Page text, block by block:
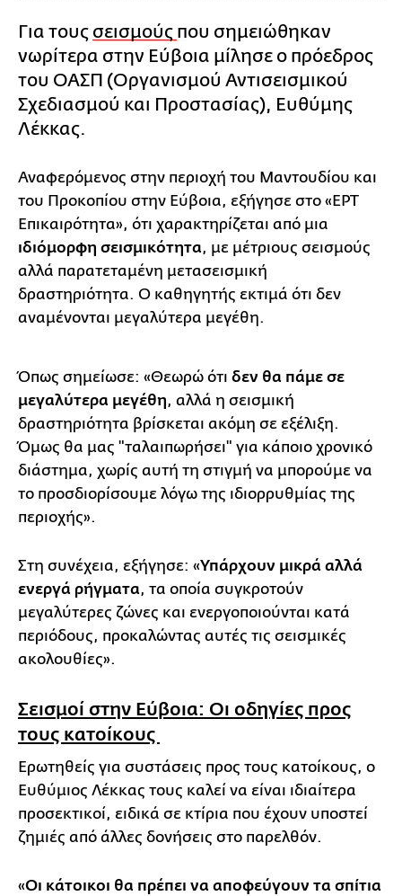
Για τους σεισμούς που σημειώθηκαν
νωρίτερα στην Εύβοια μίλησε ο πρόεδρος
του ΟΑΣΠ (Οργανισμού Αντισεισμικού
Σχεδιασμού και Προστασίας), Ευθύμης
Λέκκας.
Αναφερόμενος στην περιοχή του Μαντουδίου και
του Προκοπίου στην Εύβοια, εξήγησε στο «ΕΡΤ
Επικαιρότητα», ότι χαρακτηρίζεται από μια
ιδιόμορφη σεισμικότητα, με μέτριους σεισμούς
αλλά παρατεταμένη μετασεισμική
δραστηριότητα. Ο καθηγητής εκτιμά ότι δεν
αναμένονται μεγαλύτερα μεγέθη.
Όπως σημείωσε: «Θεωρώ ότι δεν θα πάμε σε
μεγαλύτερα μεγέθη, αλλά η σεισμική
δραστηριότητα βρίσκεται ακόμη σε εξέλιξη.
Όμως θα μας "ταλαιπωρήσει" για κάποιο χρονικό
διάστημα, χωρίς αυτή τη στιγμή να μπορούμε να
το προσδιορίσουμε λόγω της ιδιορρυθμίας της
περιοχής».
Στη συνέχεια, εξήγησε: «Υπάρχουν μικρά αλλά
ενεργά ρήγματα, τα οποία συγκροτούν
μεγαλύτερες ζώνες και ενεργοποιούνται κατά
περιόδους, προκαλώντας αυτές τις σεισμικές
ακολουθίες».
Σεισμοί στην Εύβοια: Οι οδηγίες προς
τους κατοίκους
Ερωτηθείς για συστάσεις προς τους κατοίκους, ο
Ευθύμιος Λέκκας τους καλεί να είναι ιδιαίτερα
προσεκτικοί, ειδικά σε κτίρια που έχουν υποστεί
ζημιές από άλλες δονήσεις στο παρελθόν.
«Οι κάτοικοι θα πρέπει να αποφεύγουν τα σπίτια